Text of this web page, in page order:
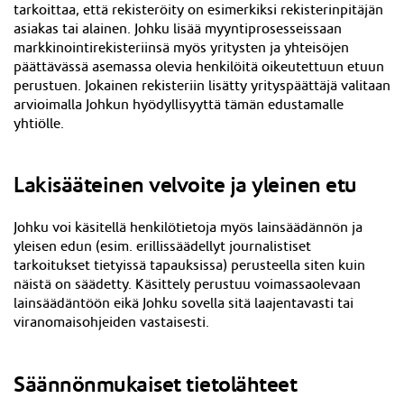
tarkoittaa, että rekisteröity on esimerkiksi rekisterinpitäjän
asiakas tai alainen. Johku lisää myyntiprosesseissaan
markkinointirekisteriinsä myös yritysten ja yhteisöjen
päättävässä asemassa olevia henkilöitä oikeutettuun etuun
perustuen. Jokainen rekisteriin lisätty yrityspäättäjä valitaan
arvioimalla Johkun hyödyllisyyttä tämän edustamalle
yhtiölle.
Lakisääteinen velvoite ja yleinen etu
Johku voi käsitellä henkilötietoja myös lainsäädännön ja
yleisen edun (esim. erillissäädellyt journalistiset
tarkoitukset tietyissä tapauksissa) perusteella siten kuin
näistä on säädetty. Käsittely perustuu voimassaolevaan
lainsäädäntöön eikä Johku sovella sitä laajentavasti tai
viranomaisohjeiden vastaisesti.
Säännönmukaiset tietolähteet